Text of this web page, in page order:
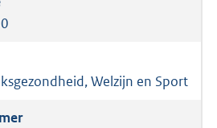
Welzijn en Sport